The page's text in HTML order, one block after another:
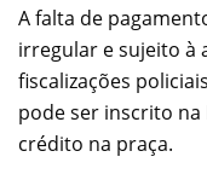
A falta de
irregular e sujeito à
fiscalizações
pode ser inscrito na
crédito na praça.